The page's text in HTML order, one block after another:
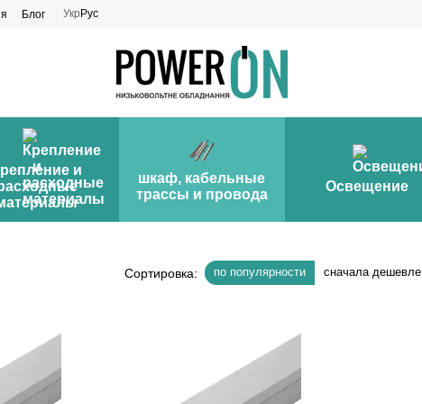
Блог Укр Рус
и
шкаф, кабельные
трассы и провода
Освещение
Сортировка: по популярности сначала дешевле